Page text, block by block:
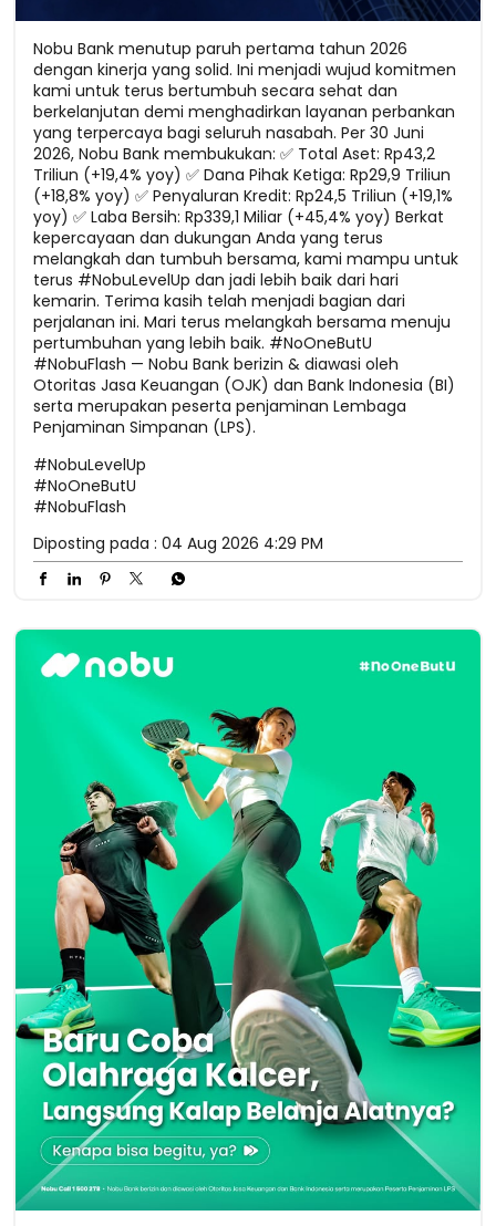
Nobu Bank menutup paruh pertama tahun 2026
dengan kinerja yang solid. Ini menjadi wujud komitmen
kami untuk terus bertumbuh secara sehat dan
berkelanjutan demi menghadirkan layanan perbankan
yang terpercaya bagi seluruh nasabah. Per 30 Juni
2026, Nobu Bank membukukan: ✅ Total Aset: Rp43,2
Triliun (+19,4% yoy) ✅ Dana Pihak Ketiga: Rp29,9 Triliun
(+18,8% yoy) ✅ Penyaluran Kredit: Rp24,5 Triliun (+19,1%
yoy) ✅ Laba Bersih: Rp339,1 Miliar (+45,4% yoy) Berkat
kepercayaan dan dukungan Anda yang terus
melangkah dan tumbuh bersama, kami mampu untuk
terus #NobuLevelUp dan jadi lebih baik dari hari
kemarin. Terima kasih telah menjadi bagian dari
perjalanan ini. Mari terus melangkah bersama menuju
pertumbuhan yang lebih baik. #NoOneButU
#NobuFlash — Nobu Bank berizin & diawasi oleh
Otoritas Jasa Keuangan (OJK) dan Bank Indonesia (BI)
serta merupakan peserta penjaminan Lembaga
Penjaminan Simpanan (LPS).
#NobuLevelUp
#NoOneButU
#NobuFlash
Diposting pada : 04 Aug 2026 4:29 PM